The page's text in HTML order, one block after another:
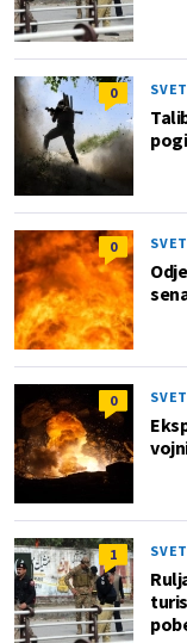
0 SVET
0 SVET
0 SVET
1 SVET